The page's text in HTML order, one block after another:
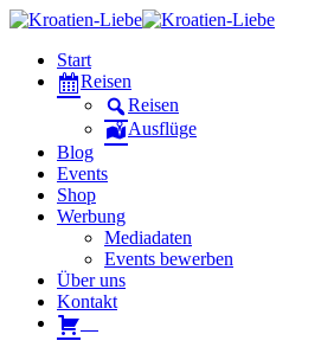
Start
Reisen
Reisen
Ausflüge
Blog
Events
Shop
Werbung
Mediadaten
Events bewerben
Über uns
Kontakt